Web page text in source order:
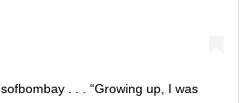
. . . “Growing up, I was